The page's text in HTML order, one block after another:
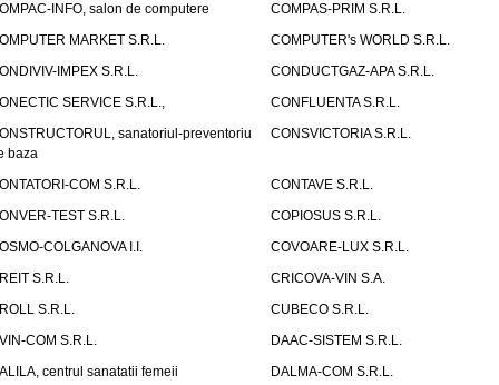
INFO, salon de computere
COMPAS-PRIM S.R.L.
MARKET S.R.L.
COMPUTER's WORLD S.R.L.
IMPEX S.R.L.
CONDUCTGAZ-APA S.R.L.
SERVICE S.R.L.,
CONFLUENTA S.R.L.
sanatoriul-preventoriu
baza
CONSVICTORIA S.R.L.
COM S.R.L.
CONTAVE S.R.L.
TEST S.R.L.
COPIOSUS S.R.L.
COLGANOVA I.I.
COVOARE-LUX S.R.L.
S.R.L.
CRICOVA-VIN S.A.
S.R.L.
CUBECO S.R.L.
COM S.R.L.
DAAC-SISTEM S.R.L.
centrul sanatatii femeii
DALMA-COM S.R.L.